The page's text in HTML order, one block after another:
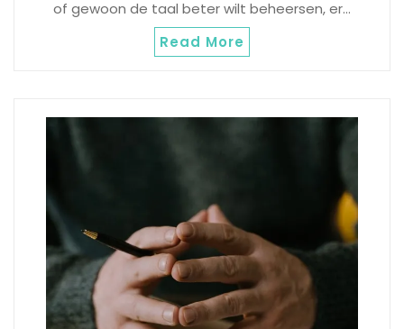
of gewoon de taal beter wilt beheersen, er…
Read More